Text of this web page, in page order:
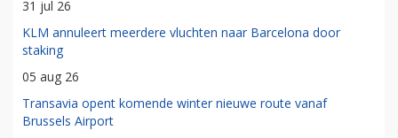
31 jul 26
KLM annuleert meerdere vluchten naar Barcelona door
staking
05 aug 26
Transavia opent komende winter nieuwe route vanaf
Brussels Airport